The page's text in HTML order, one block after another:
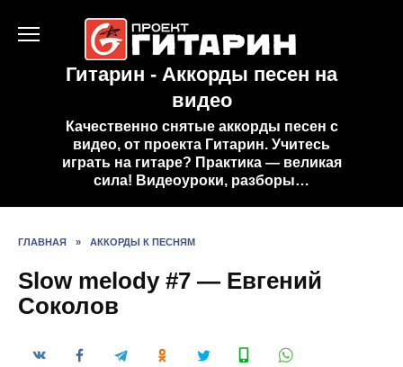
Гитарин - Аккорды песен на
видео
Качественно снятые аккорды песен с
видео, от проекта Гитарин. Учитесь
играть на гитаре? Практика — великая
сила! Видеоуроки, разборы…
ГЛАВНАЯ » АККОРДЫ К ПЕСНЯМ
Slow melody #7 — Евгений
Соколов